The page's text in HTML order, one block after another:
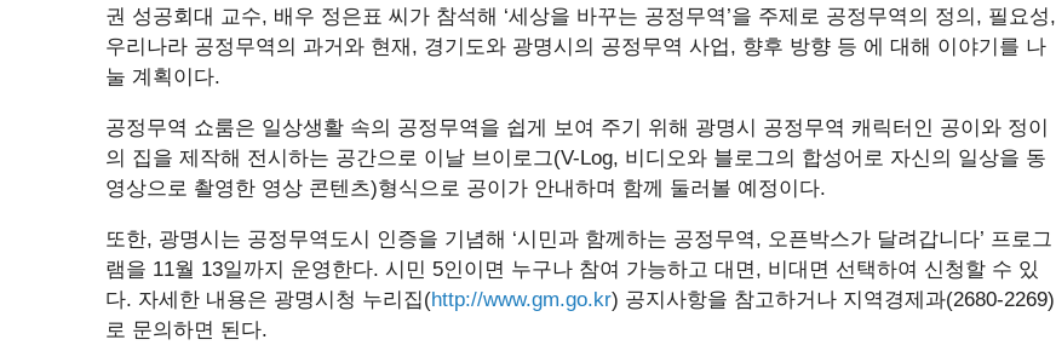
권 성공회대 교수, 배우 정은표 씨가 참석해 ‘세상을 바꾸는 공정무역’을 주제로 공정무역의 정의, 필요성,
우리나라 공정무역의 과거와 현재, 경기도와 광명시의 공정무역 사업, 향후 방향 등 에 대해 이야기를 나
눌 계획이다.
공정무역 쇼룸은 일상생활 속의 공정무역을 쉽게 보여 주기 위해 광명시 공정무역 캐릭터인 공이와 정이
의 집을 제작해 전시하는 공간으로 이날 브이로그(V-Log, 비디오와 블로그의 합성어로 자신의 일상을 동
영상으로 촬영한 영상 콘텐츠)형식으로 공이가 안내하며 함께 둘러볼 예정이다.
또한, 광명시는 공정무역도시 인증을 기념해 ‘시민과 함께하는 공정무역, 오픈박스가 달려갑니다’ 프로그
램을 11월 13일까지 운영한다. 시민 5인이면 누구나 참여 가능하고 대면, 비대면 선택하여 신청할 수 있
다. 자세한 내용은 광명시청 누리집(http://www.gm.go.kr) 공지사항을 참고하거나 지역경제과(2680-2269)
로 문의하면 된다.